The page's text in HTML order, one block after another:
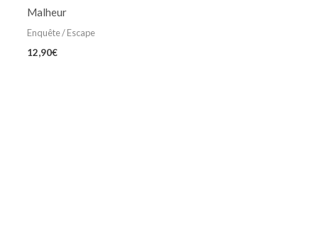
Malheur
Enquête / Escape
12,90€